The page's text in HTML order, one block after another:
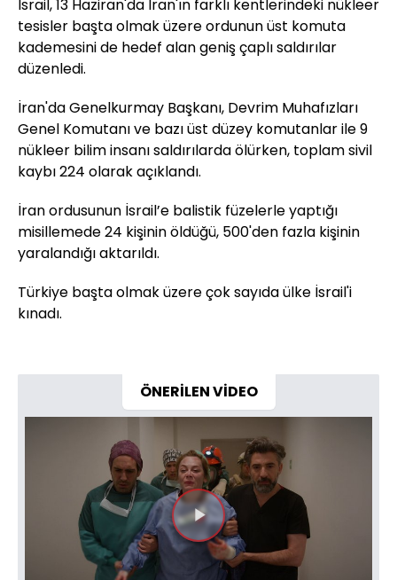
İsrail, 13 Haziran'da İran'ın farklı kentlerindeki nükleer
tesisler başta olmak üzere ordunun üst komuta
kademesini de hedef alan geniş çaplı saldırılar
düzenledi.
İran'da Genelkurmay Başkanı, Devrim Muhafızları
Genel Komutanı ve bazı üst düzey komutanlar ile 9
nükleer bilim insanı saldırılarda ölürken, toplam sivil
kaybı 224 olarak açıklandı.
İran ordusunun İsrail’e balistik füzelerle yaptığı
misillemede 24 kişinin öldüğü, 500'den fazla kişinin
yaralandığı aktarıldı.
Türkiye başta olmak üzere çok sayıda ülke İsrail'i
kınadı.
ÖNERİLEN VİDEO
Videoyu
Oynat